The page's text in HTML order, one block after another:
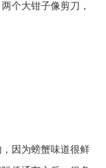
个大钳子像剪刀，
因为螃蟹味道很鲜